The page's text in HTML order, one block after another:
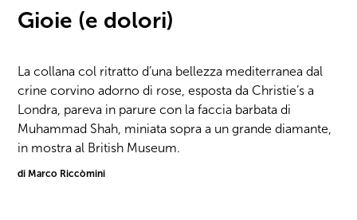
Gioie (e dolori)
La collana col ritratto d’una bellezza mediterranea dal
crine corvino adorno di rose, esposta da Christie’s a
Londra, pareva in parure con la faccia barbata di
Muhammad Shah, miniata sopra a un grande diamante,
in mostra al British Museum.
di Marco Riccòmini